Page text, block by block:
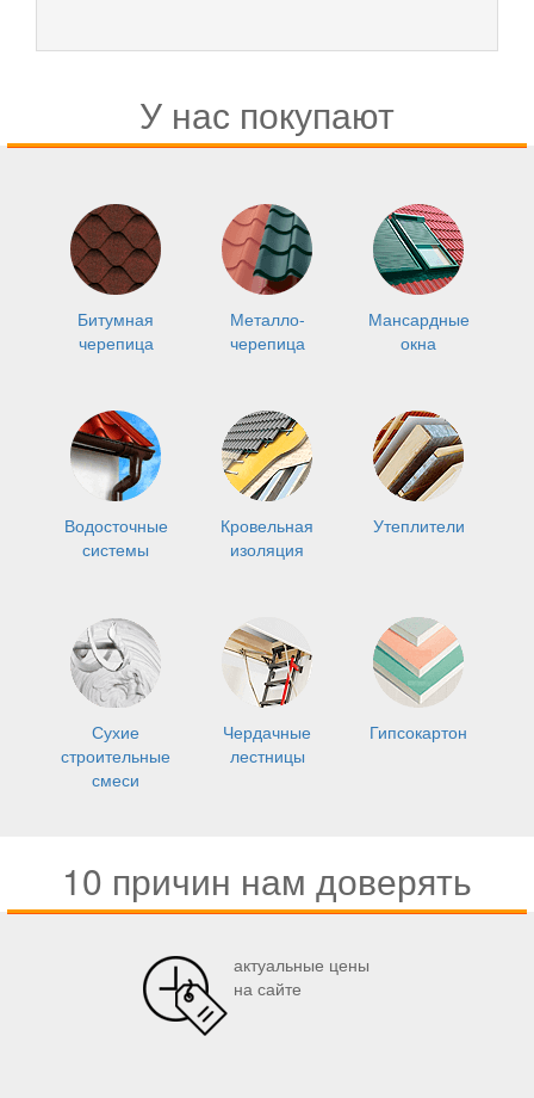
У нас покупают
Битумная
черепица
Металло-
черепица
Мансардные
окна
Водосточные
системы
Кровельная
изоляция
Утеплители
Сухие
строительные
смеси
Чердачные
лестницы
Гипсокартон
10 причин нам доверять
актуальные цены
на сайте